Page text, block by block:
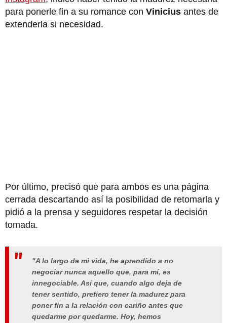
para ponerle fin a su romance con Vinicius antes de
extenderla si necesidad.
Por último, precisó que para ambos es una página
cerrada descartando así la posibilidad de retomarla y
pidió a la prensa y seguidores respetar la decisión
tomada.
"A lo largo de mi vida, he aprendido a no
negociar nunca aquello que, para mí, es
innegociable. Así que, cuando algo deja de
tener sentido, prefiero tener la madurez para
poner fin a la relación con cariño antes que
quedarme por quedarme. Hoy, hemos